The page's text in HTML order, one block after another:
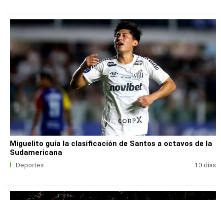
Miguelito guía la clasificación de Santos a octavos de la
Sudamericana
Deportes 10 días